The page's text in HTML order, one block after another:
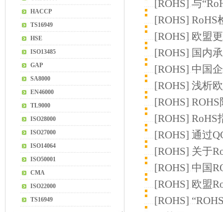
HACCP
TS16949
HSE
ISO13485
GAP
SA8000
EN46000
TL9000
ISO28000
ISO27000
ISO14064
ISO50001
CMA
ISO22000
TS16949
[ROHS]与
[ROHS]RoHS
[ROHS]欧盟
[ROHS]国内
[ROHS]中国
[ROHS]浅析
[ROHS]
[ROHS]RoHS
[ROHS]通过
[ROHS]关于
[ROHS]中国
[ROHS]欧盟
[ROHS]